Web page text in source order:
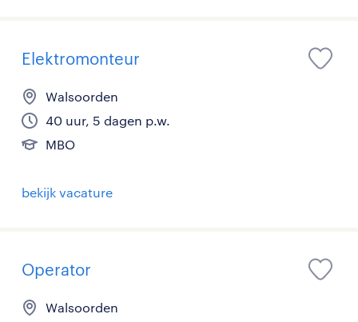
Elektromonteur
Walsoorden
40 uur, 5 dagen p.w.
MBO
bekijk vacature
Operator
Walsoorden